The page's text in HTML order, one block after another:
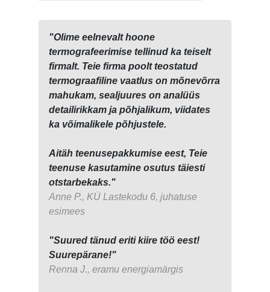
"Olime eelnevalt hoone
termografeerimise tellinud ka teiselt
firmalt. Teie firma poolt teostatud
termograafiline vaatlus on mõnevõrra
mahukam, sealjuures on analüüs
detailirikkam ja põhjalikum, viidates
ka võimalikele põhjustele.
Aitäh teenusepakkumise eest, Teie
teenuse kasutamine osutus täiesti
otstarbekaks."
Anne P., KÜ Lastekodu 6, juhatuse
esimees
"Suured tänud eriti kiire töö eest!
Suurepärane!"
Renna J., eramu energiamärgis